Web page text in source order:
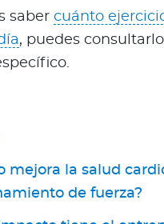
a Mi Bupa
Clientes
Agentes
saber cuánto
, puedes
mejora la salud
de fuerza?